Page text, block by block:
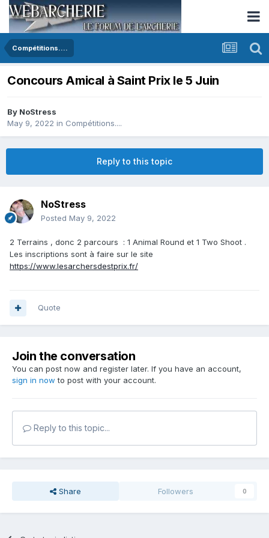
Compétitions....
Concours Amical à Saint Prix le 5 Juin
By NoStress
May 9, 2022 in Compétitions....
Reply to this topic
NoStress
Posted May 9, 2022
2 Terrains , donc 2 parcours : 1 Animal Round et 1 Two Shoot .
Les inscriptions sont à faire sur le site
https://www.lesarchersdestprix.fr/
Quote
Join the conversation
You can post now and register later. If you have an account,
sign in now to post with your account.
Reply to this topic...
Share Followers 0